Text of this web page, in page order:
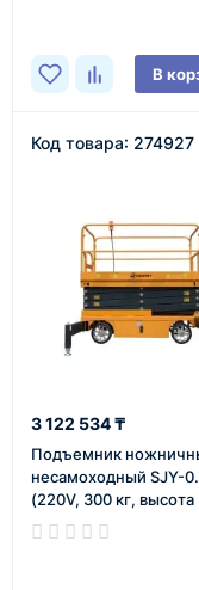
В
Код товара: 274927
3 122 534 ₸
Подъемник
несамоxодный SJY-
(220V, 300 кг, высота
подъема 6 м) SMART